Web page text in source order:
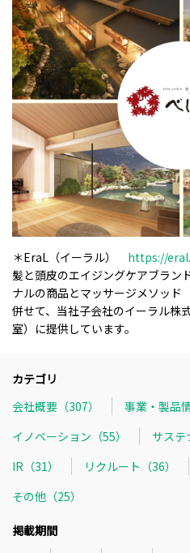
＊EraL（イーラル） https://
髪と頭皮のエイジングケアブラン
ナルの商品とマッサージメソッド
併せて、当社子会社のイーラル株
室）に提供しています。
カテゴリ
会社概要（307）
事業・製品
イノベーション（55）
サステ
IR（31）
リクルート（36）
その他（25）
掲載期間